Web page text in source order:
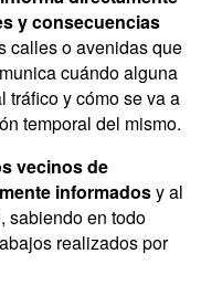
y consecuencias
calles o avenidas que
cuándo alguna
tráfico y cómo se va a
temporal del mismo.
vecinos de
informadosy al
sabiendo en todo
realizados por